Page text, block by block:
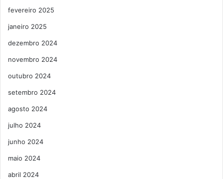
fevereiro 2025
janeiro 2025
dezembro 2024
novembro 2024
outubro 2024
setembro 2024
agosto 2024
julho 2024
junho 2024
maio 2024
abril 2024